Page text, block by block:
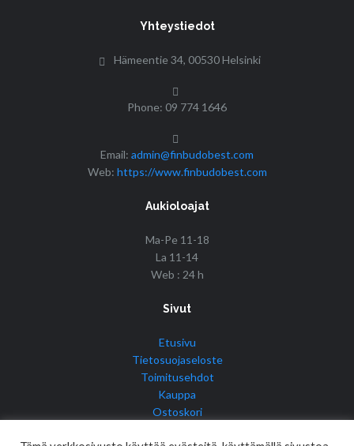
Yhteystiedot
Hämeentie 34, 00530 Helsinki
Phone: 09 774 1646
Email: admin@finbudobest.com
Web: https://www.finbudobest.com
Aukioloajat
Ma-Pe 11-18
La 11-14
Web : 24 h
Sivut
Etusivu
Tietosuojaseloste
Toimitusehdot
Kauppa
Ostoskori